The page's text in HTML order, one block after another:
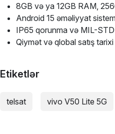
8GB və ya 12GB RAM,
Android 15 əməliyyat
IP65 qorunma və MIL-
Qiymət və qlobal satış tarixi
Etiketlər
telsat vivo V50 Lite 5G